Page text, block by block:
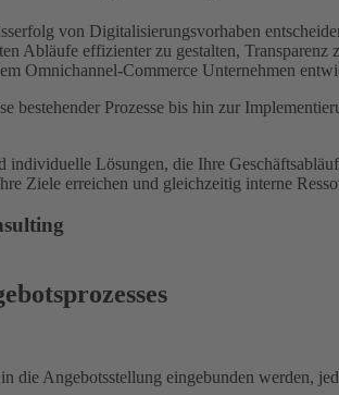
von Digitalisierungsvorhaben
Abläufe effizienter zu gestalten,
Omnichannel-Commerce Unternehmen
bestehender Prozesse bis hin zur
individuelle Lösungen, die Ihre
Ziele erreichen und gleichzeitig interne
die Angebotsstellung eingebunden werden,